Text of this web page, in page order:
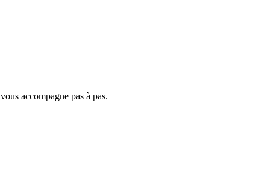
vous accompagne pas à pas.